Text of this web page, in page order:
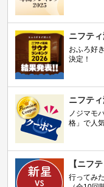
ニフテ
おふろ好
決定！
ニフテ
ノジマモ
格」で人
【ニフ
行ってみ